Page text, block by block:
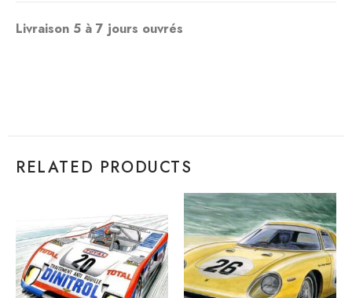
Livraison 5 à 7 jours ouvrés
RELATED PRODUCTS